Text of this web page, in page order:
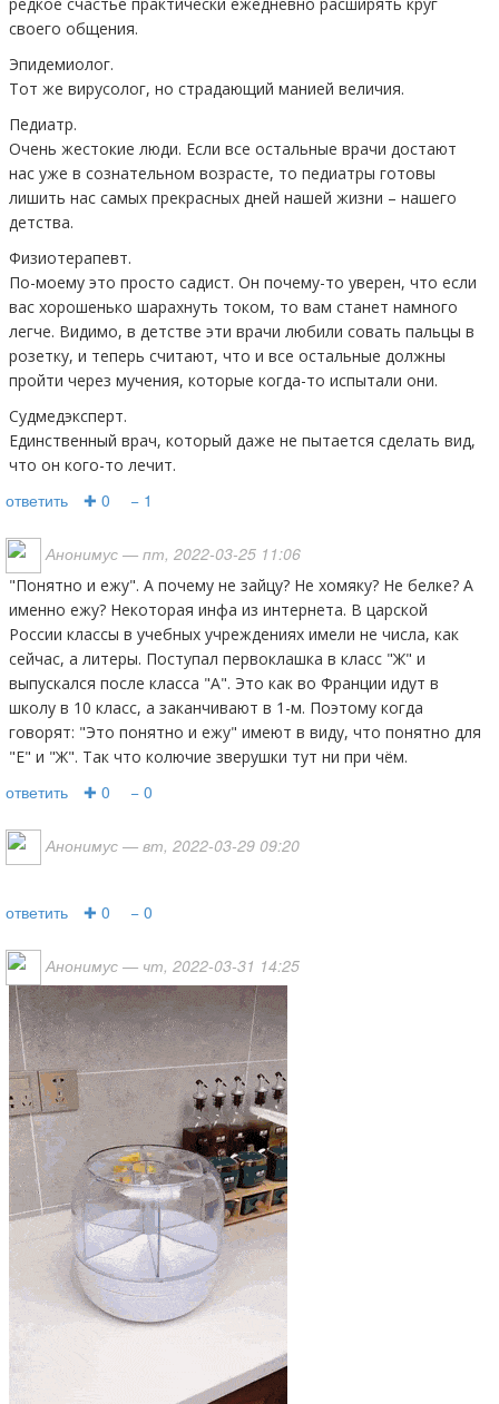
своего общения.
Эпидемиолог.
Тот же вирусолог, но страдающий манией величия.
Педиатр.
Очень жестокие люди. Если все остальные врачи достают
нас уже в сознательном возрасте, то педиатры готовы
лишить нас самых прекрасных дней нашей жизни – нашего
детства.
Физиотерапевт.
По-моему это просто садист. Он почему-то уверен, что если
вас хорошенько шарахнуть током, то вам станет намного
легче. Видимо, в детстве эти врачи любили совать пальцы в
розетку, и теперь считают, что и все остальные должны
пройти через мучения, которые когда-то испытали они.
Судмедэксперт.
Единственный врач, который даже не пытается сделать вид,
что он кого-то лечит.
ответить ✚ 0 − 1
Анонимус — пт, 2022-03-25 11:06
"Понятно и ежу". А почему не зайцу? Не хомяку? Не белке? А
именно ежу? Некоторая инфа из интернета. В царской
России классы в учебных учреждениях имели не числа, как
сейчас, а литеры. Поступал первоклашка в класс "Ж" и
выпускался после класса "А". Это как во Франции идут в
школу в 10 класс, а заканчивают в 1-м. Поэтому когда
говорят: "Это понятно и ежу" имеют в виду, что понятно для
"Е" и "Ж". Так что колючие зверушки тут ни при чём.
ответить ✚ 0 − 0
Анонимус — вт, 2022-03-29 09:20
ответить ✚ 0 − 0
Анонимус — чт, 2022-03-31 14:25